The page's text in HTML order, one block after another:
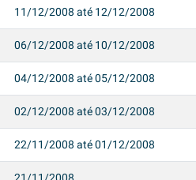
11/12/2008 até 12/12/2008
06/12/2008 até 10/12/2008
04/12/2008 até 05/12/2008
02/12/2008 até 03/12/2008
22/11/2008 até 01/12/2008